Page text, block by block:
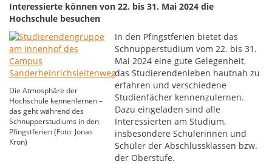
Interessierte können von 22. bis 31. Mai 2024 die
Hochschule besuchen
Die Atmosphäre der
Hochschule kennenlernen –
das geht während des
Schnupperstudiums in den
Pfingstferien (Foto: Jonas
Kron)
In den Pfingstferien bietet das
Schnupperstudium vom 22. bis 31.
Mai 2024 eine gute Gelegenheit,
das Studierendenleben hautnah zu
erfahren und verschiedene
Studienfächer kennenzulernen.
Dazu eingeladen sind alle
Interessierten am Studium,
insbesondere Schülerinnen und
Schüler der Abschlussklassen bzw.
der Oberstufe.